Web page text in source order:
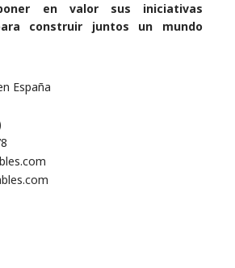
en valor sus iniciativas
construir juntos un mundo
España